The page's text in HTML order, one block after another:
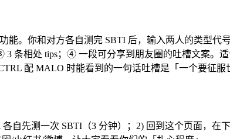
能。你和对方各自测完 SBTI 后，输入两人的类型
条相处 tips；④ 一段可分享到朋友圈的吐槽文案。
配 MALO 时能看到的一句话吐槽是「一个要征服
自先测一次 SBTI（3 分钟）；2) 回到这个页面，